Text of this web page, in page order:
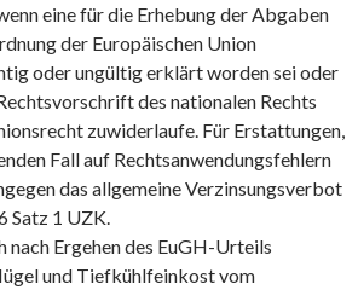
eine für die Erhebung der Abgaben
der Europäischen Union
oder ungültig erklärt worden sei oder
des nationalen Rechts
zuwiderlaufe. Für Erstattungen,
Fall auf Rechtsanwendungsfehlern
das allgemeine Verzinsungsverbot
Satz 1 UZK.
nach Ergehen des EuGH-Urteils
und Tiefkühlfeinkost vom